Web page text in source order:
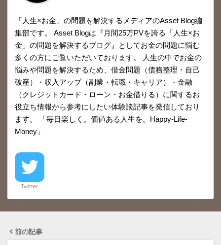
「人生×お金」の問題を解決するメディアのAsset Blog編
集部です。 Asset Blogは『月間25万PVを誇る「人生×お
金」の問題を解決するブログ』としてお金の問題に悩む
多くの方にご覧いただいております。 人生の中でお金の
悩みや問題を解決するため、借金問題（債務整理・自己
破産）・収入アップ（副業・転職・キャリア）・金融
（クレジットカード・ローン・お金借りる）に関するお
役立ち情報から参考にしたい体験談記事を発信しており
ます。 「毎日楽しく。価値ある人生を。Happy-Life-
Money」
Twitter
前の記事